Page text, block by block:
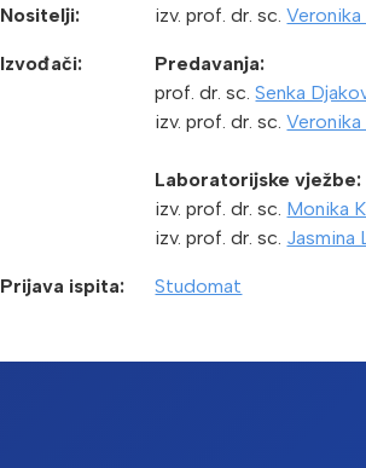
Nositelji: izv. prof. dr. sc.
Izvođači:
Predavanja:
prof. dr. sc.Senka
izv. prof. dr. sc.
Laboratorijske vježbe:
izv. prof. dr. sc. Monika
izv. prof. dr. sc. Jasmina
Prijava ispita: Studomat